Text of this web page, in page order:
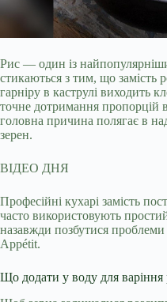
Рис — один із
стикаються з тим, що замість
гарніру в каструлі виходить
точне дотримання пропорцій
головна причина полягає в
зерен.
ВІДЕО ДНЯ
Професійні кухарі замість
часто використовують
назавжди позбутися проблеми
Appétit.
Що додати у воду для варіння